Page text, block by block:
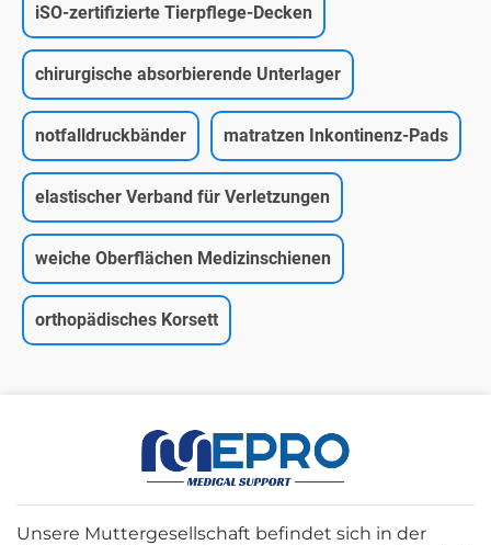
iSO-zertifizierte Tierpflege-Decken
chirurgische absorbierende Unterlager
notfalldruckbänder matratzen Inkontinenz-Pads
elastischer Verband für Verletzungen
weiche Oberflächen Medizinschienen
orthopädisches Korsett
Unsere Muttergesellschaft befindet sich in der